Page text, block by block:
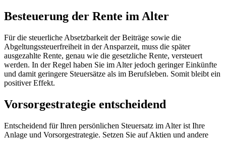
Besteuerung der Rente im Alter
Für die steuerliche Absetzbarkeit der Beiträge sowie die
Abgeltungssteuerfreiheit in der Ansparzeit, muss die später
ausgezahlte Rente, genau wie die gesetzliche Rente, versteuert
werden. In der Regel haben Sie im Alter jedoch geringer Einkünfte
und damit geringere Steuersätze als im Berufsleben. Somit bleibt ein
positiver Effekt.
Vorsorgestrategie entscheidend
Entscheidend für Ihren persönlichen Steuersatz im Alter ist Ihre
Anlage und Vorsorgestrategie. Setzen Sie auf Aktien und andere